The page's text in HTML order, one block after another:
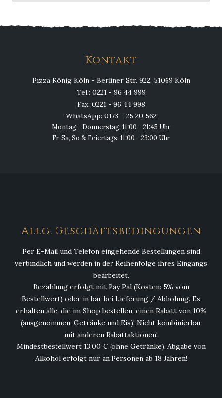
Kontakt
Pizza König Köln - Berliner Str. 922, 51069 Köln
Tel.: 0221 - 96 44 999
Fax: 0221 - 96 44 998
WhatsApp: 0173 - 25 20 562
Montag - Donnerstag: 11:00 - 21:45 Uhr
Fr, Sa, So & Feiertags: 11:00 - 23:00 Uhr
Allg. Geschäftsbedingungen
Per E-Mail und Telefon eingehende Bestellungen sind
verbindlich und werden in der Reihenfolge ihres Eingangs
bearbeitet.
Bezahlung erfolgt mit Pay Pal (Kosten: 5% vom
Bestellwert) oder in bar bei Lieferung / Abholung. Es
erhalten alle, die im Shop bestellen, einen Rabatt von 10%
(ausgenommen: Getränke und Eis)! Nicht kombinierbar
mit anderen Rabattaktionen!
Mindestbestellwert 13,00 € (ohne Getränke). Abgabe von
Alkohol erfolgt nur an Personen ab 18 Jahren!